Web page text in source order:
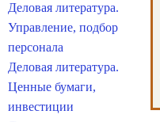
Деловая литература.
Управление, подбор
персонала
Деловая литература.
Ценные бумаги,
инвестиции